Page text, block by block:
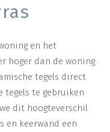
en het
hoger dan de woning.
tegels direct
tegels te gebruiken
dit hoogteverschil
en keerwand een